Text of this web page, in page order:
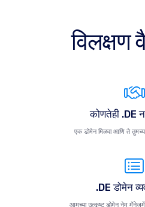
विलक्षण
कोणतेही .DE
एक डोमेन मिळवा आणि ते
.DE डोमेन
आमच्या उत्कृष्ट डोमेन नेम